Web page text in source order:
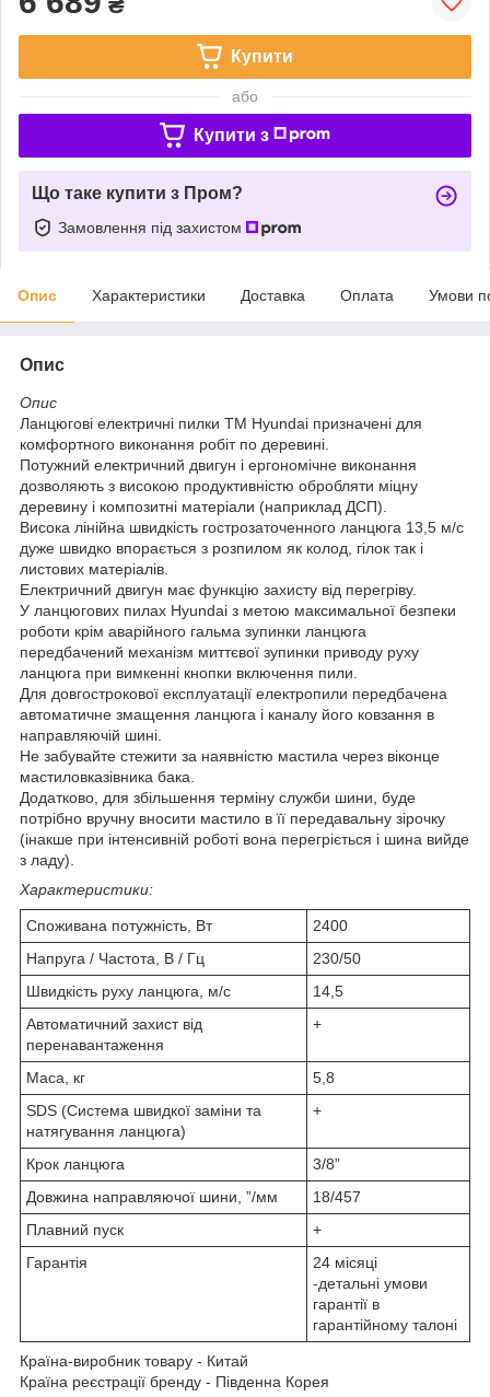
Купити
або
Купити з
Що таке купити з Пром?
Замовлення під захистом
Опис Характеристики Доставка Оплата Умови
Опис
Опис
Ланцюгові електричні пилки ТМ Hyundai призначені для
комфортного виконання робіт по деревині.
Потужний електричний двигун і ергономічне виконання
дозволяють з високою продуктивністю обробляти міцну
деревину і композитні матеріали (наприклад ДСП).
Висока лінійна швидкість гострозаточенного ланцюга 13,5 м/с
дуже швидко впорається з розпилом як колод, гілок так і
листових матеріалів.
Електричний двигун має функцію захисту від перегріву.
У ланцюгових пилах Hyundai з метою максимальної безпеки
роботи крім аварійного гальма зупинки ланцюга
передбачений механізм миттєвої зупинки приводу руху
ланцюга при вимкенні кнопки включення пили.
Для довгострокової експлуатації електропили передбачена
автоматичне змащення ланцюга і каналу його ковзання в
направляючій шині.
Не забувайте стежити за наявністю мастила через віконце
мастиловказівника бака.
Додатково, для збільшення терміну служби шини, буде
потрібно вручну вносити мастило в її передавальну зірочку
(інакше при інтенсивній роботі вона перегріється і шина вийде
з ладу).
Характеристики:
Споживана потужність, Вт
2400
Напруга / Частота, В / Гц
230/50
Швидкість руху ланцюга, м/с
14,5
Автоматичний захист від
перенавантаження
+
Маса, кг
5,8
SDS (Система швидкої заміни та
натягування ланцюга)
+
Крок ланцюга
3/8”
Довжина направляючої шини, ”/мм
18/457
Плавний пуск
+
Гарантія
24 місяці
-детальні умови
гарантії в
гарантійному талоні
Країна-виробник товару - Китай
Країна реєстрації бренду - Південна Корея